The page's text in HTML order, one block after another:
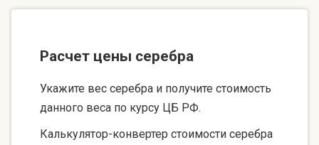
Расчет цены серебра
Укажите вес серебра и получите стоимость
данного веса по курсу ЦБ РФ.
Калькулятор-конвертер стоимости серебра